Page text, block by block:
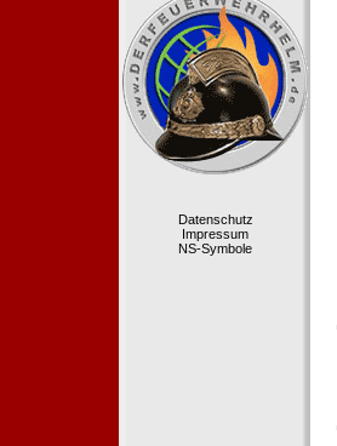
Datenschutz
Impressum
NS-Symbole